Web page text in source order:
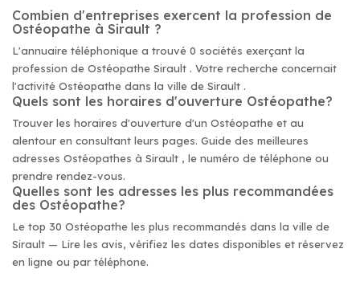
Combien d'entreprises exercent la profession de
Ostéopathe à Sirault ?
L'annuaire téléphonique a trouvé 0 sociétés exerçant la
profession de Ostéopathe Sirault . Votre recherche concernait
l'activité Ostéopathe dans la ville de Sirault .
Quels sont les horaires d'ouverture Ostéopathe?
Trouver les horaires d'ouverture d'un Ostéopathe et au
alentour en consultant leurs pages. Guide des meilleures
adresses Ostéopathes à Sirault , le numéro de téléphone ou
prendre rendez-vous.
Quelles sont les adresses les plus recommandées
des Ostéopathe?
Le top 30 Ostéopathe les plus recommandés dans la ville de
Sirault — Lire les avis, vérifiez les dates disponibles et réservez
en ligne ou par téléphone.